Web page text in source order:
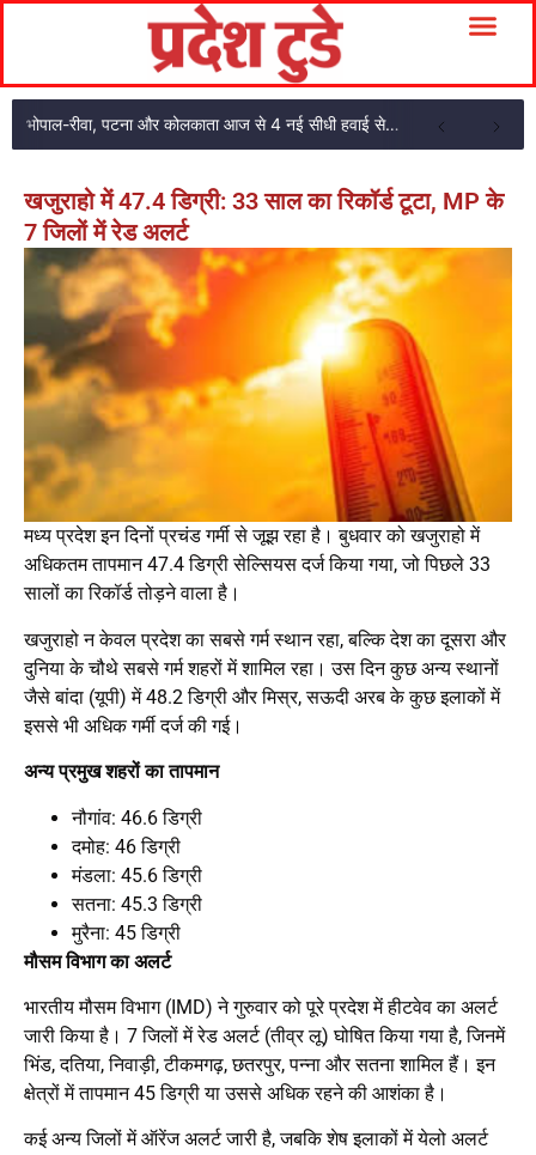
भोपाल-रीवा, पटना और कोलकाता आज से 4 नई सीधी हवाई सेवाएं: CM मोहन यादव ने दिखाई हरी झंडी
खजुराहो में 47.4 डिग्री: 33 साल का रिकॉर्ड टूटा, MP के
7 जिलों में रेड अलर्ट
मध्य प्रदेश इन दिनों प्रचंड गर्मी से जूझ रहा है। बुधवार को खजुराहो में
अधिकतम तापमान 47.4 डिग्री सेल्सियस दर्ज किया गया, जो पिछले 33
सालों का रिकॉर्ड तोड़ने वाला है।
खजुराहो न केवल प्रदेश का सबसे गर्म स्थान रहा, बल्कि देश का दूसरा और
दुनिया के चौथे सबसे गर्म शहरों में शामिल रहा। उस दिन कुछ अन्य स्थानों
जैसे बांदा (यूपी) में 48.2 डिग्री और मिस्र, सऊदी अरब के कुछ इलाकों में
इससे भी अधिक गर्मी दर्ज की गई।
अन्य प्रमुख शहरों का तापमान
नौगांव: 46.6 डिग्री
दमोह: 46 डिग्री
मंडला: 45.6 डिग्री
सतना: 45.3 डिग्री
मुरैना: 45 डिग्री
मौसम विभाग का अलर्ट
भारतीय मौसम विभाग (IMD) ने गुरुवार को पूरे प्रदेश में हीटवेव का अलर्ट
जारी किया है। 7 जिलों में रेड अलर्ट (तीव्र लू) घोषित किया गया है, जिनमें
भिंड, दतिया, निवाड़ी, टीकमगढ़, छतरपुर, पन्ना और सतना शामिल हैं। इन
क्षेत्रों में तापमान 45 डिग्री या उससे अधिक रहने की आशंका है।
कई अन्य जिलों में ऑरेंज अलर्ट जारी है, जबकि शेष इलाकों में येलो अलर्ट